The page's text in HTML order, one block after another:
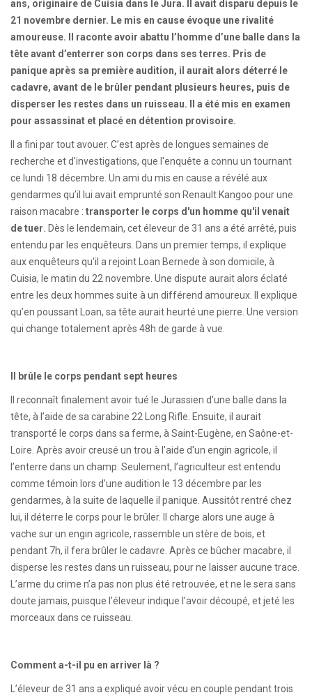
ans, originaire de Cuisia dans le Jura. Il avait disparu depuis le
21 novembre dernier. Le mis en cause évoque une rivalité
amoureuse. Il raconte avoir abattu l’homme d’une balle dans la
tête avant d’enterrer son corps dans ses terres. Pris de
panique après sa première audition, il aurait alors déterré le
cadavre, avant de le brûler pendant plusieurs heures, puis de
disperser les restes dans un ruisseau. Il a été mis en examen
pour assassinat et placé en détention provisoire.
Il a fini par tout avouer. C’est après de longues semaines de
recherche et d'investigations, que l'enquête a connu un tournant
ce lundi 18 décembre. Un ami du mis en cause a révélé aux
gendarmes qu’il lui avait emprunté son Renault Kangoo pour une
raison macabre : transporter le corps d'un homme qu'il venait
de tuer. Dès le lendemain, cet éleveur de 31 ans a été arrêté, puis
entendu par les enquêteurs. Dans un premier temps, il explique
aux enquêteurs qu'il a rejoint Loan Bernede à son domicile, à
Cuisia, le matin du 22 novembre. Une dispute aurait alors éclaté
entre les deux hommes suite à un différend amoureux. Il explique
qu’en poussant Loan, sa tête aurait heurté une pierre. Une version
qui change totalement après 48h de garde à vue.
Il brûle le corps pendant sept heures
Il reconnaît finalement avoir tué le Jurassien d'une balle dans la
tête, à l’aide de sa carabine 22 Long Rifle. Ensuite, il aurait
transporté le corps dans sa ferme, à Saint-Eugène, en Saône-et-
Loire. Après avoir creusé un trou à l'aide d'un engin agricole, il
l’enterre dans un champ. Seulement, l’agriculteur est entendu
comme témoin lors d’une audition le 13 décembre par les
gendarmes, à la suite de laquelle il panique. Aussitôt rentré chez
lui, il déterre le corps pour le brûler. Il charge alors une auge à
vache sur un engin agricole, rassemble un stère de bois, et
pendant 7h, il fera brûler le cadavre. Après ce bûcher macabre, il
disperse les restes dans un ruisseau, pour ne laisser aucune trace.
L’arme du crime n’a pas non plus été retrouvée, et ne le sera sans
doute jamais, puisque l’éleveur indique l’avoir découpé, et jeté les
morceaux dans ce ruisseau.
Comment a-t-il pu en arriver là ?
L’éleveur de 31 ans a expliqué avoir vécu en couple pendant trois